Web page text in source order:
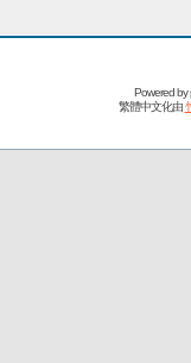
Powered by
繁體中文化由